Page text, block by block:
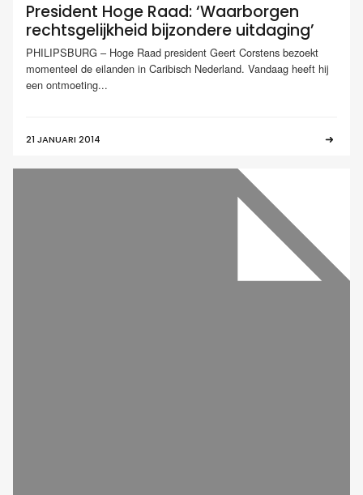
President Hoge Raad: ‘Waarborgen
rechtsgelijkheid bijzondere uitdaging’
PHILIPSBURG – Hoge Raad president Geert Corstens bezoekt
momenteel de eilanden in Caribisch Nederland. Vandaag heeft hij
een ontmoeting...
21 JANUARI 2014